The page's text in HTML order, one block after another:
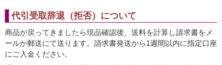
代引受取辞退（拒否）について
商品が戻ってきましたら現品確認後、送料を計算し請求書をメ
ールか郵送にて送ります。請求書発送から1週間以内に指定口座
にご入金ください。